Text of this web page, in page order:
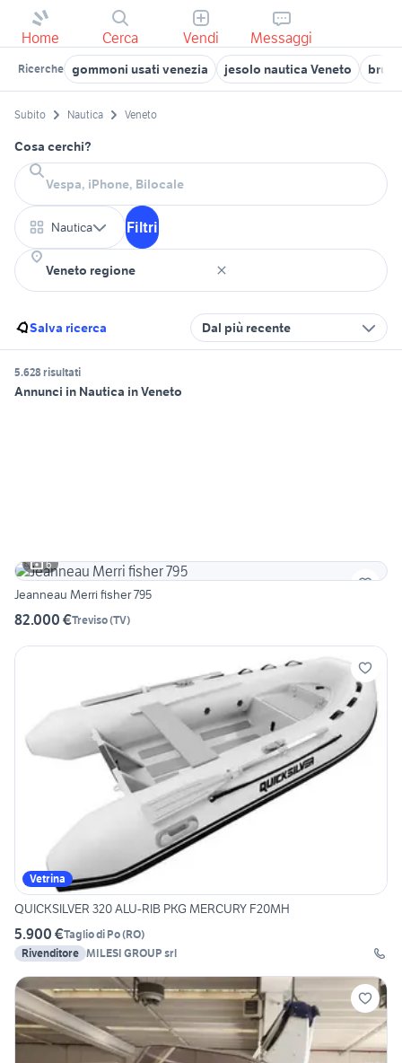
Home Cerca Vendi Messaggi
Ricerche gommoni usati venezia jesolo nautica Veneto
Subito Nautica Veneto
Cosa cerchi?
Nautica Filtri
Salva ricerca Dal più recente
5.628 risultati
Annunci in Nautica in Veneto
6
Jeanneau Merri fisher 795
82.000 €Treviso(TV)
Vetrina
QUICKSILVER 320 ALU-RIB PKG MERCURY F20MH
5.900 €Taglio di Po(RO)
Rivenditore MILESI GROUP srl